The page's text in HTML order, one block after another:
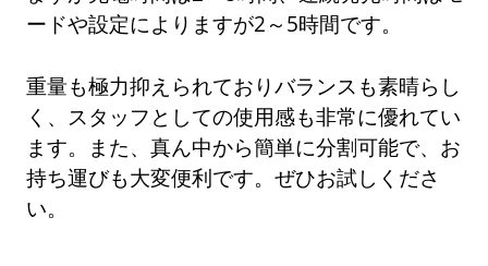
ードや設定によりますが2～5時間です。
重量も極力抑えられておりバランスも素晴らし
く、スタッフとしての使用感も非常に優れてい
ます。また、真ん中から簡単に分割可能で、お
持ち運びも大変便利です。ぜひお試しくださ
い。